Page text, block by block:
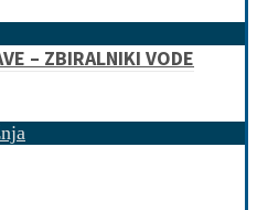
– ZBIRALNIKI VODE